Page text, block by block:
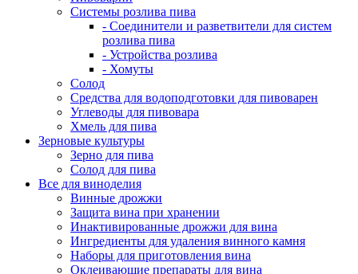
Системы розлива пива
- Соединители и разветвители для систем
розлива пива
- Устройства розлива
- Хомуты
Солод
Средства для водоподготовки для пивоварен
Углеводы для пивовара
Хмель для пива
Зерновые культуры
Зерно для пива
Солод для пива
Все для виноделия
Винные дрожжи
Защита вина при хранении
Инактивированные дрожжи для вина
Ингредиенты для удаления винного камня
Наборы для приготовления вина
Оклеивающие препараты для вина